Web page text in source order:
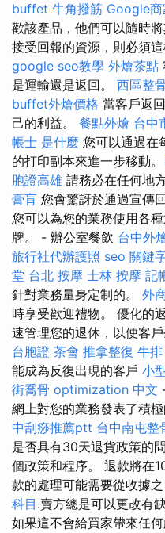
buffet 牛角撥筋 Google商
歡該產品，他們可以隨時
接受回報的資源，則必須這
google seo教學 外燴茶點
是運輸還是返回。 西區整
buffet外燴價格 當客戶返
己的利益。 餐點外燴 台中
帳士 是什麼 您可以通過在
的打印副本來進一步移動。
胞證高雄 請務必在任何地
膏肓 您會驚訝於通過宣傳
您可以為您的業務使用各
牌。 - 辦公室餐飲 台中外
旅行社代辦護照 seo 關鍵
堂 台北 按摩 士林 按摩 記
針對業務量身定制的。 外
時享受歡迎禮物。 優化的
速管理您的退休，以便客
台胞證 茶會 推拿整復 牛
能成為反復出現的客戶 小
街喬骨 optimization 中文
網上對您的業務發表了積極
中刮痧推薦ptt 台中南屯整
是否具有30天退貨政策的
個政策和程序。 退款將在
款的處理可能需要從收據
科目 .賣方總是可以更改有
如果這不會給買家帶來任何